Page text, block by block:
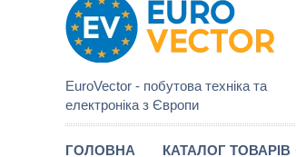
EuroVector - побутова техніка та
електроніка з Європи
ГОЛОВНА КАТАЛОГ ТОВАРІВ